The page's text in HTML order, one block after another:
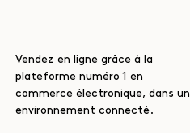
Vendez en ligne grâce à la
plateforme numéro 1 en
commerce électronique, dans un
environnement connecté.